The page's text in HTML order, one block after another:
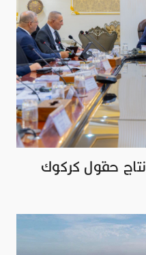
حقول كركوك